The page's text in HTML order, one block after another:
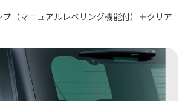
（マニュアルレベリング機能付）＋クリア